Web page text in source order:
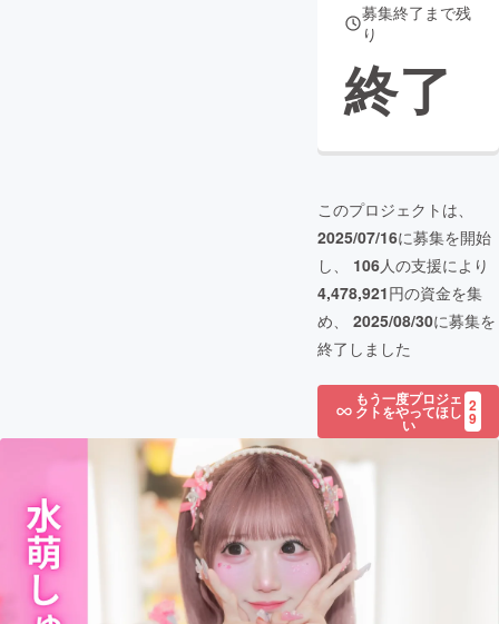
募集終了まで残
り
終了
このプロジェクトは、
2025/07/16に募集を開始
し、 106人の支援により
4,478,921円の資金を集
め、 2025/08/30に募集を
終了しました
もう一度プロジェ
クトをやってほし
い
2
9